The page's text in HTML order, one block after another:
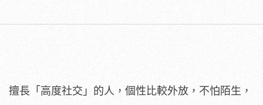
擅長「高度社交」的人，個性比較外放，不怕陌生，